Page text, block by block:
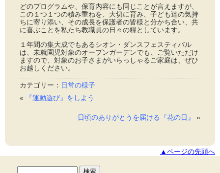
どのプログラムや、保育内容にも同じことが言えますが、
この１つ１つの積み重ねを、大切に育み、子ども達の気持
ちに寄り添い、その成長を保護者の皆様と分かち合い、共
に喜ぶことを私たち教職員の日々の糧としています。
１年間の集大成でもあるシオン・ダンスフェスティバル
は、未就園児対象のオープンガーデンでも、ご覧いただけ
ますので、対象のお子さまがいらっしゃるご家庭は、ぜひ
お越しください。
カテゴリー： 日常の様子
«
『運動遊び』をしよう
日頃のありがとうを届ける『花の日』 »
▲ページの先頭へ